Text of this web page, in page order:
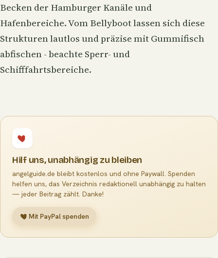
Becken der Hamburger Kanäle und
Hafenbereiche. Vom Bellyboot lassen sich diese
Strukturen lautlos und präzise mit Gummifisch
abfischen - beachte Sperr- und
Schifffahrtsbereiche.
Hilf uns, unabhängig zu bleiben
angelguide.de bleibt kostenlos und ohne Paywall. Spenden
helfen uns, das Verzeichnis redaktionell unabhängig zu halten
— jeder Beitrag zählt. Danke!
Mit PayPal spenden